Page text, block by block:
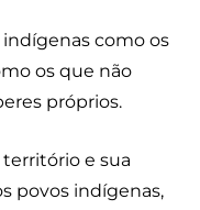
indígenas como os
os que não
próprios.
e sua
povos indígenas,